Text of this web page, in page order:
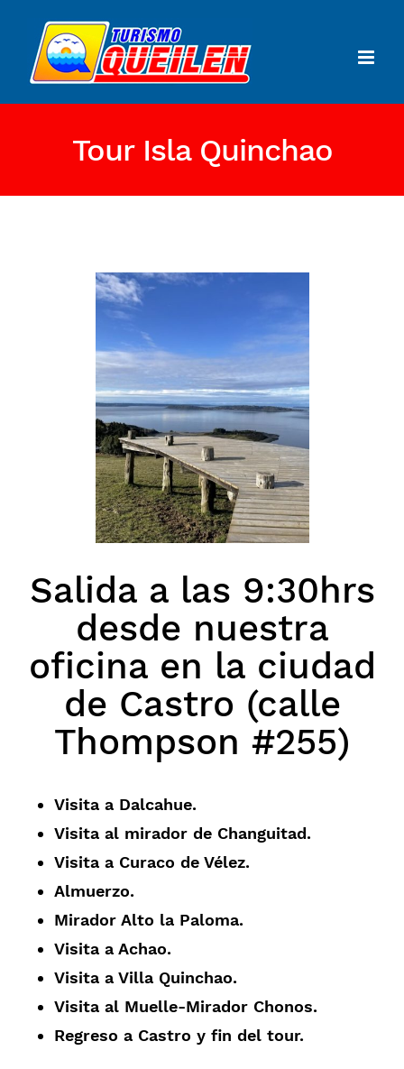
Tour Isla Quinchao
Salida a las 9:30hrs
desde nuestra
oficina en la ciudad
de Castro (calle
Thompson #255)
Visita a Dalcahue.
Visita al mirador de Changuitad.
Visita a Curaco de Vélez.
Almuerzo.
Mirador Alto la Paloma.
Visita a Achao.
Visita a Villa Quinchao.
Visita al Muelle-Mirador Chonos.
Regreso a Castro y fin del tour.